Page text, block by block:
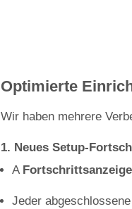
Optimierte
Wir haben mehrere
1. Neues Setup-
A Fortschrittsanzeige
Jeder